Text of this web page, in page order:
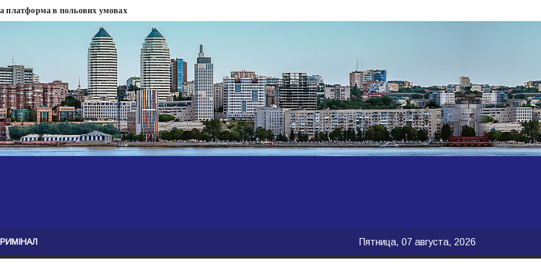
платформа в польових умовах
міськради Дніпра — ЗМІ
нелегального бізнесу, збагатився під час війни — ЗМІ
записали звернення про ситуацію на фронті
Безугла закликає валити Сирського
моду
керівництва армії
Пятница, 07 августа, 2026